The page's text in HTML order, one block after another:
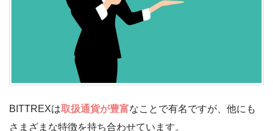
BITTREXは取扱通貨が豊富なことで有名ですが、他にも
さまざまな特徴を持ち合わせています。